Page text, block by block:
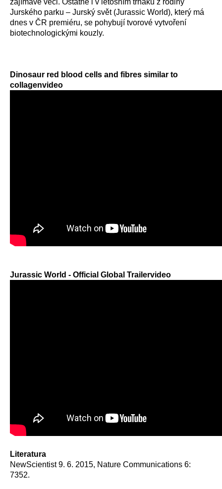
zajímavé věci. Ostatně i v letošním trháku z rodiny
Jurského parku – Jurský svět (Jurassic World), který má
dnes v ČR premiéru, se pohybují tvorové vytvoření
biotechnologickými kouzly.
Dinosaur red blood cells and fibres similar to
collagenvideo
Jurassic World - Official Global Trailervideo
Literatura
NewScientist 9. 6. 2015, Nature Communications 6:
7352.